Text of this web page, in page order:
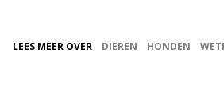
LEES MEER OVER DIEREN HONDEN